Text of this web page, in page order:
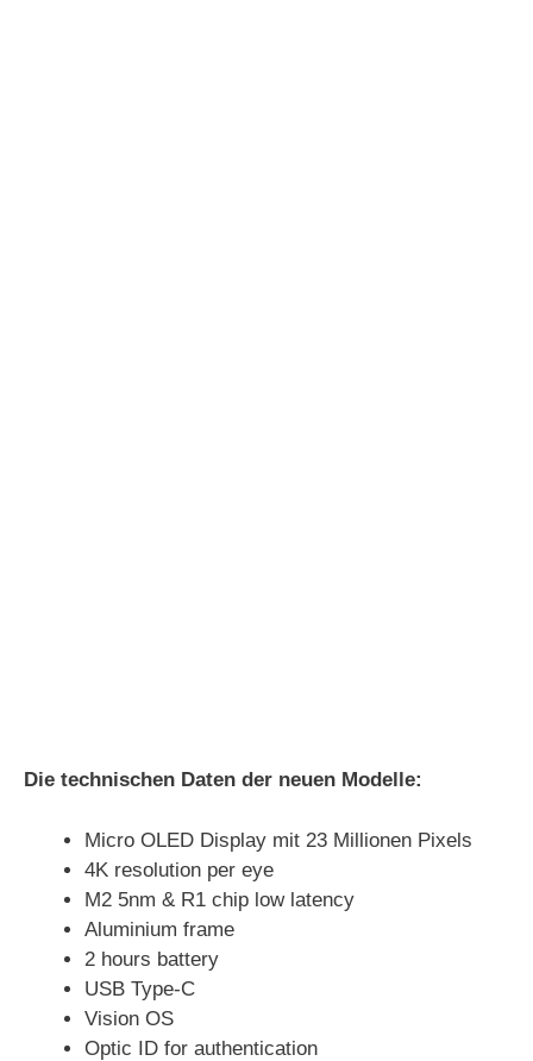
Die technischen Daten der neuen Modelle:
Micro OLED Display mit 23 Millionen Pixels
4K resolution per eye
M2 5nm & R1 chip low latency
Aluminium frame
2 hours battery
USB Type-C
Vision OS
Optic ID for authentication